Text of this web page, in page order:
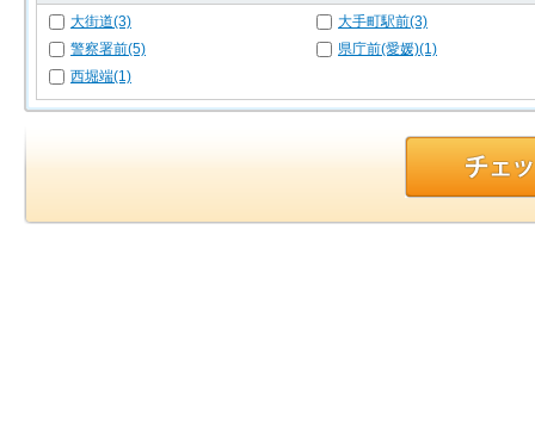
大街道(3)
大手町駅前(3)
警察署前(5)
県庁前(愛媛)(1)
西堀端(1)